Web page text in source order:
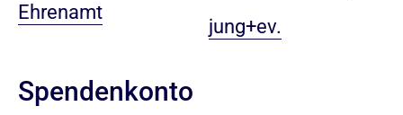
Ehrenamt
jung+ev.
Spendenkonto